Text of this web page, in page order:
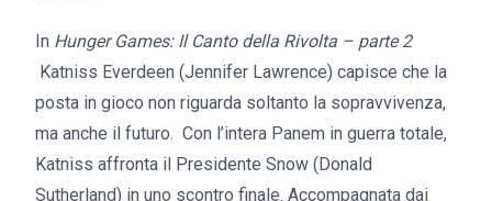
In Hunger Games: Il Canto della Rivolta – parte 2
Katniss Everdeen (Jennifer Lawrence) capisce che la
posta in gioco non riguarda soltanto la sopravvivenza,
ma anche il futuro. Con l’intera Panem in guerra totale,
Katniss affronta il Presidente Snow (Donald
Sutherland) in uno scontro finale. Accompagnata dai